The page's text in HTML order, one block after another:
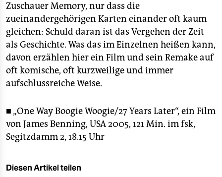
Zuschauer Memory, nur dass die
zueinandergehörigen Karten einander oft kaum
gleichen: Schuld daran ist das Vergehen der Zeit
als Geschichte. Was das im Einzelnen heißen kann,
davon erzählen hier ein Film und sein Remake auf
oft komische, oft kurzweilige und immer
aufschlussreiche Weise.
■ „One Way Boogie Woogie/27 Years Later“, ein Film
von James Benning, USA 2005, 121 Min. im fsk,
Segitzdamm 2, 18.15 Uhr
Diesen Artikel teilen